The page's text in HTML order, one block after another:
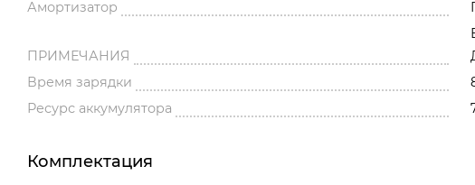
Амортизатор
ПРИМЕЧАНИЯ
Время зарядки
Ресурс аккумулятора
Комплектация